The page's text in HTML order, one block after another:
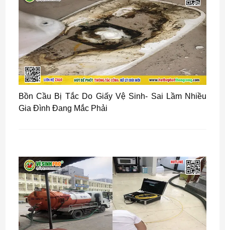
Bồn Cầu Bị Tắc Do Giấy Vệ Sinh- Sai Lầm Nhiều
Gia Đình Đang Mắc Phải